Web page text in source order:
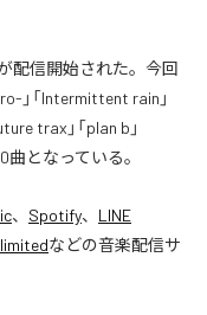
配信開始された。今回
」「Intermittent rain」
trax」「plan b」
曲となっている。
、 Spotify、 LINE
などの音楽配信サ